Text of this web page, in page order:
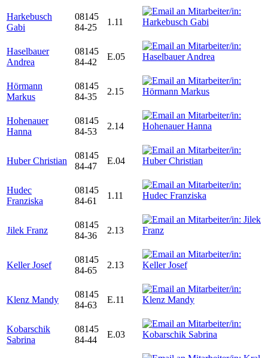
Harkebusch
Gabi
08145
84-25
1.11
Haselbauer
Andrea
08145
84-42
E.05
Hörmann
Markus
08145
84-35
2.15
Hohenauer
Hanna
08145
84-53
2.14
Huber Christian
08145
84-47
E.04
Hudec
Franziska
08145
84-61
1.11
Jilek Franz
08145
84-36
2.13
Keller Josef
08145
84-65
2.13
Klenz Mandy
08145
84-63
E.11
Kobarschik
Sabrina
08145
84-44
E.03